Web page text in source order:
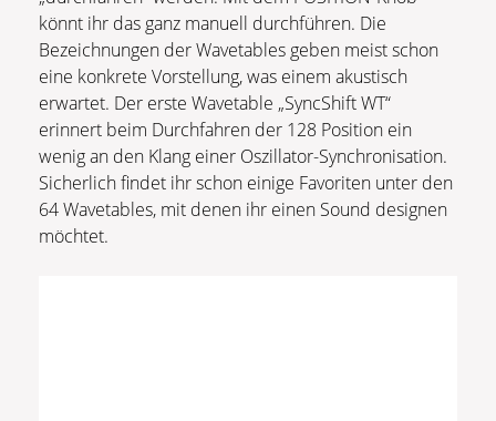
könnt ihr das ganz manuell durchführen. Die
Bezeichnungen der Wavetables geben meist schon
eine konkrete Vorstellung, was einem akustisch
erwartet. Der erste Wavetable „SyncShift WT“
erinnert beim Durchfahren der 128 Position ein
wenig an den Klang einer Oszillator-Synchronisation.
Sicherlich findet ihr schon einige Favoriten unter den
64 Wavetables, mit denen ihr einen Sound designen
möchtet.